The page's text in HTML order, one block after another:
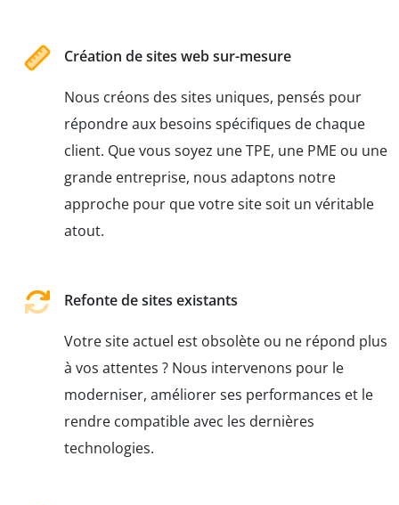
Création de sites web sur-mesure
Nous créons des sites uniques, pensés pour
répondre aux besoins spécifiques de chaque
client. Que vous soyez une TPE, une PME ou une
grande entreprise, nous adaptons notre
approche pour que votre site soit un véritable
atout.
Refonte de sites existants
Votre site actuel est obsolète ou ne répond plus
à vos attentes ? Nous intervenons pour le
moderniser, améliorer ses performances et le
rendre compatible avec les dernières
technologies.